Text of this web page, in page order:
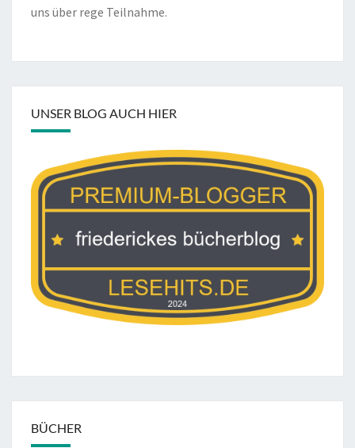
uns über rege Teilnahme.
UNSER BLOG AUCH HIER
BÜCHER